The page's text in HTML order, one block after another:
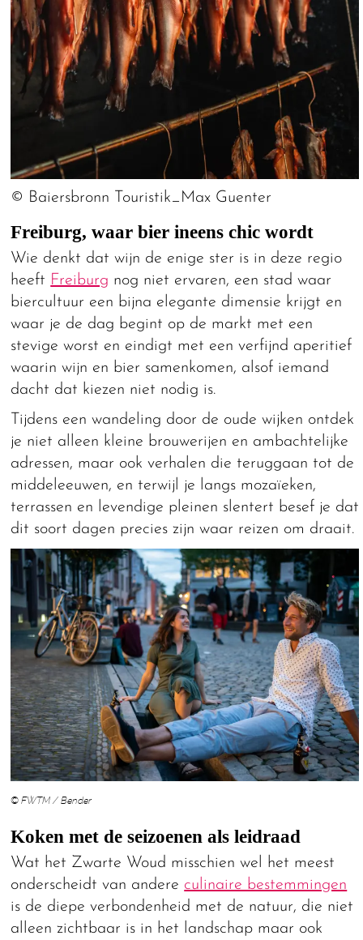
© Baiersbronn Touristik_Max Guenter
Freiburg, waar bier ineens chic wordt
Wie denkt dat wijn de enige ster is in deze regio
heeft Freiburg nog niet ervaren, een stad waar
biercultuur een bijna elegante dimensie krijgt en
waar je de dag begint op de markt met een
stevige worst en eindigt met een verfijnd aperitief
waarin wijn en bier samenkomen, alsof iemand
dacht dat kiezen niet nodig is.
Tijdens een wandeling door de oude wijken ontdek
je niet alleen kleine brouwerijen en ambachtelijke
adressen, maar ook verhalen die teruggaan tot de
middeleeuwen, en terwijl je langs mozaïeken,
terrassen en levendige pleinen slentert besef je dat
dit soort dagen precies zijn waar reizen om draait.
© FWTM / Bender
Koken met de seizoenen als leidraad
Wat het Zwarte Woud misschien wel het meest
onderscheidt van andere culinaire bestemmingen
is de diepe verbondenheid met de natuur, die niet
alleen zichtbaar is in het landschap maar ook